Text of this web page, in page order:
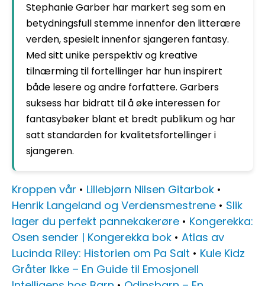
Stephanie Garber har markert seg som en
betydningsfull stemme innenfor den litterære
verden, spesielt innenfor sjangeren fantasy.
Med sitt unike perspektiv og kreative
tilnærming til fortellinger har hun inspirert
både lesere og andre forfattere. Garbers
suksess har bidratt til å øke interessen for
fantasybøker blant et bredt publikum og har
satt standarden for kvalitetsfortellinger i
sjangeren.
Kroppen vår • Lillebjørn Nilsen Gitarbok •
Henrik Langeland og Verdensmestrene • Slik
lager du perfekt pannekakerøre • Kongerekka:
Osen sender | Kongerekka bok • Atlas av
Lucinda Riley: Historien om Pa Salt • Kule Kidz
Gråter Ikke – En Guide til Emosjonell